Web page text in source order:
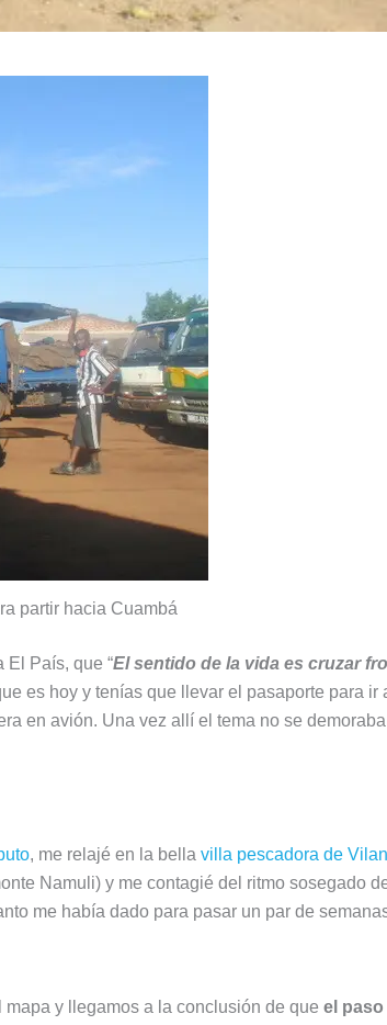
partir hacia Cuambá
El País, que “El sentido de la vida es cruzar
es hoy y tenías que llevar el pasaporte para ir
en avión. Una vez allí el tema no se
, me relajé en la bella villa pescadora de
Namuli) y me contagié del ritmo sosegado
me había dado para pasar un par de
y llegamos a la conclusión de que el